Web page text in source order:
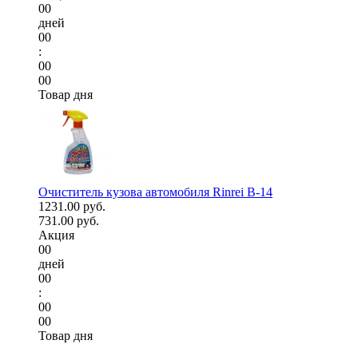
00
дней
00
:
00
00
Товар дня
Очиститель кузова автомобиля Rinrei B-14
1231.00 руб.
731.00 руб.
Акция
00
дней
00
:
00
00
Товар дня